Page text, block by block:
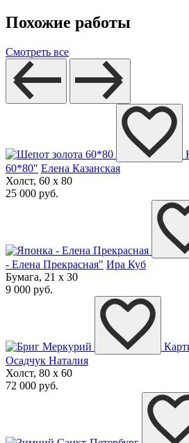
Похожие работы
Смотреть все
60*80" Елена Казанская
Холст, 60 x 80
25 000 руб.
- Елена Прекрасная" Ира Куб
Бумага, 21 x 30
9 000 руб.
Осадчук Наталия
Холст, 80 x 60
72 000 руб.